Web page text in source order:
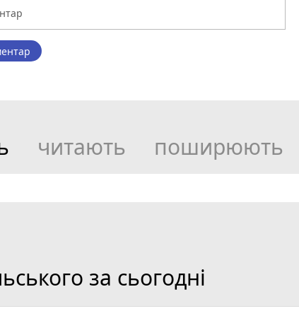
читають поширюють
за сьогодні